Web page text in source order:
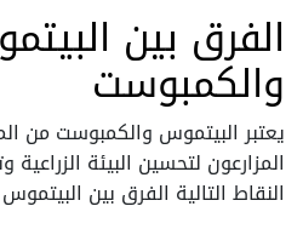
الفرق بين
والكمبوست
يعتبر البيتموس والكمبوست من
المزارعون لتحسين البيئة
النقاط التالية الفرق بين